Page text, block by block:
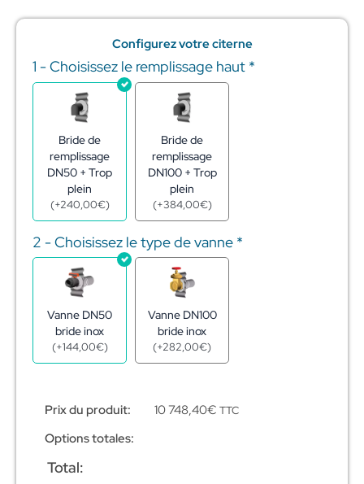
Configurez votre citerne
1 - Choisissez le remplissage haut *
Bride de
remplissage
DN50 + Trop
plein
(+240,00€)
Bride de
remplissage
DN100 + Trop
plein
(+384,00€)
2 - Choisissez le type de vanne *
Vanne DN50
bride inox
(+144,00€)
Vanne DN100
bride inox
(+282,00€)
Prix du produit: 10 748,40€ TTC
Options totales:
Total:
quantité
de
Réserve
acier
galva
338m3
ø15,82
h1,72
m